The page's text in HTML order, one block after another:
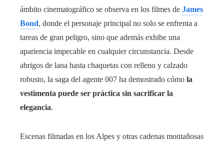
ámbito cinematográfico se observa en los filmes de James
Bond, donde el personaje principal no solo se enfrenta a
tareas de gran peligro, sino que además exhibe una
apariencia impecable en cualquier circunstancia. Desde
abrigos de lana hasta chaquetas con relleno y calzado
robusto, la saga del agente 007 ha demostrado cómo la
vestimenta puede ser práctica sin sacrificar la
elegancia.
Escenas filmadas en los Alpes y otras cadenas montañosas